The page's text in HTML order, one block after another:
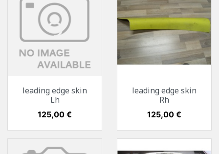
leading edge skin
Lh
Preis
125,00 €
leading edge skin
Rh
Preis
125,00 €